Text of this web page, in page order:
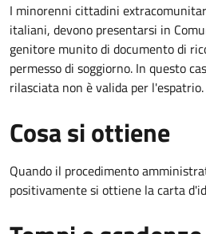
I minorenni cittadini
italiani, devono presentarsi in
genitore munito di documento di
permesso di soggiorno. In questo
rilasciata non è valida per l'espatrio.
Cosa si ottiene
Quando il procedimento
positivamente si ottiene la carta